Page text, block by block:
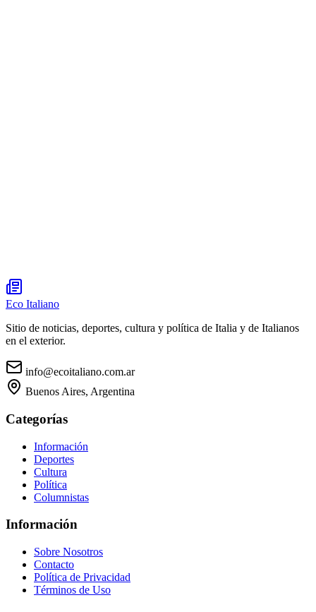
Eco Italiano
Sitio de noticias, deportes, cultura y política de Italia y de Italianos
en el exterior.
info@ecoitaliano.com.ar
Buenos Aires, Argentina
Categorías
Información
Deportes
Cultura
Política
Columnistas
Información
Sobre Nosotros
Contacto
Política de Privacidad
Términos de Uso